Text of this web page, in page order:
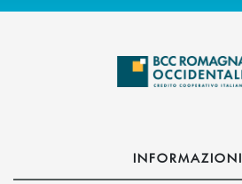
INFORMAZIONI